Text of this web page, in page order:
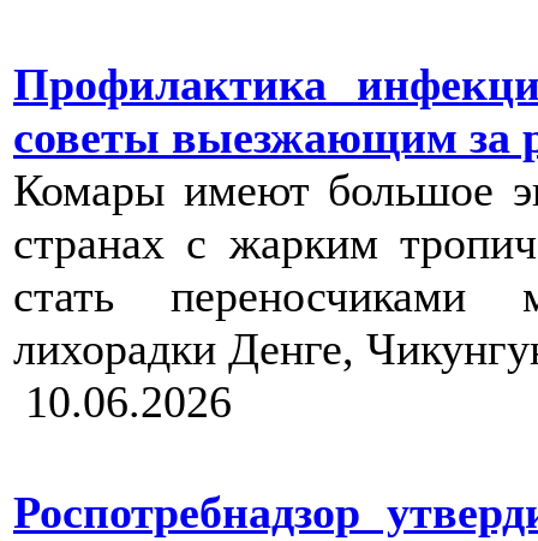
Профилактика
советы выезжающим за
Комары имеют большое
странах с жарким
стать переносчиками
лихорадки Денге,
10.06.2026
Роспотребнадзор